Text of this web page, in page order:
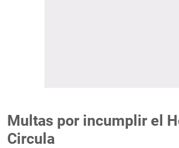
Multas por incumplir el
Circula